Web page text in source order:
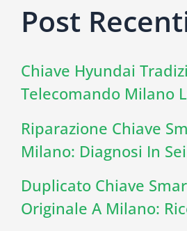
Post
Chiave Hyundai
Telecomando Milano
Riparazione Chiave
Milano: Diagnosi In
Duplicato Chiave
Originale A Milano: